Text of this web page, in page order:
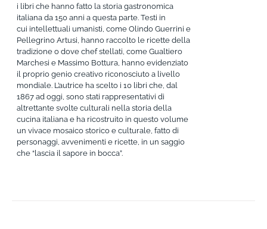
i libri che hanno fatto la storia gastronomica
italiana da 150 anni a questa parte. Testi in
cui intellettuali umanisti, come Olindo Guerrini e
Pellegrino Artusi, hanno raccolto le ricette della
tradizione o dove chef stellati, come Gualtiero
Marchesi e Massimo Bottura, hanno evidenziato
il proprio genio creativo riconosciuto a livello
mondiale. L’autrice ha scelto i 10 libri che, dal
1867 ad oggi, sono stati rappresentativi di
altrettante svolte culturali nella storia della
cucina italiana e ha ricostruito in questo volume
un vivace mosaico storico e culturale, fatto di
personaggi, avvenimenti e ricette, in un saggio
che “lascia il sapore in bocca”.